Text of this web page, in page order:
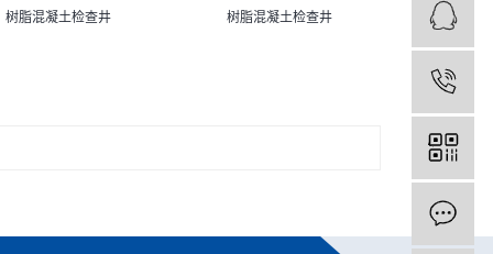
树脂混凝土检查井 树脂混凝土检查井